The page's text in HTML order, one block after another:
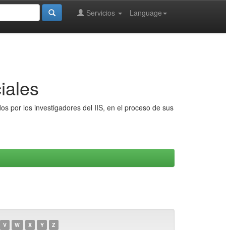
Language
Servicios
por los investigadores del IIS, en el proceso de sus
V W X Y Z